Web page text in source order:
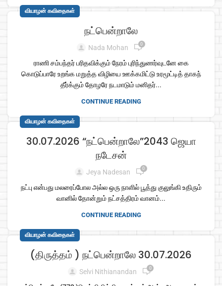
வியாழன் கவிதைகள்
நட்பென்றாலே
Nada Mohan 0
ராணி சம்பந்தர் பரிதவிக்கும் நேரம் புரிந்துணர்வுடனே கை
கொடுப்பாரே உறங்க மறுத்த விழியை ஊக்கமிட்டு உரமூட்டித் தாகந்
தீர்க்கும் தோழரே நடமாடும் மனிதர்...
CONTINUE READING
வியாழன் கவிதைகள்
30.07.2026 “நட்பென்றாலே”2043 ஜெயா
நடேசன்
Jeya Nadesan 0
நட்பு என்பது மலரைப்போல அல்ல ஒரு நாளில் பூத்து குலுங்கி உதிரும்
வானில் தோன்றும் நட்சத்திரம் வானம்...
CONTINUE READING
வியாழன் கவிதைகள்
(திருத்தம் ) நட்பென்றாலே 30.07.2026
Selvi Nithianandan 0